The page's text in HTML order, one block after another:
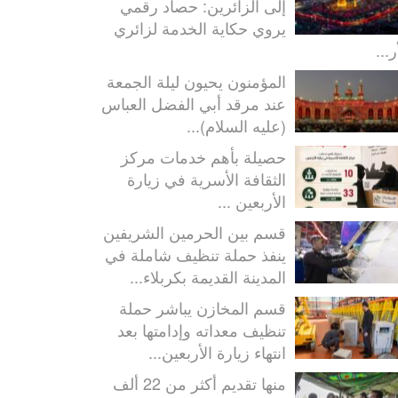
إلى الزائرين: حصاد رقمي
يروي حكاية الخدمة لزائري
المؤمنون يحيون ليلة الجمعة
عند مرقد أبي الفضل العباس
(عليه السلام)...
حصيلة بأهم خدمات مركز
الثقافة الأسرية في زيارة
الأربعين ...
قسم بين الحرمين الشريفين
ينفذ حملة تنظيف شاملة في
المدينة القديمة بكربلاء...
قسم المخازن يباشر حملة
تنظيف معداته وإدامتها بعد
انتهاء زيارة الأربعين...
منها تقديم أكثر من 22 ألف